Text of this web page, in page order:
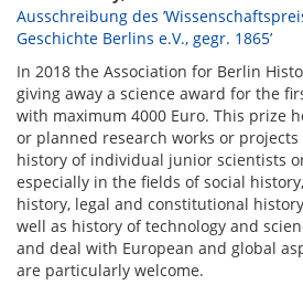
Ausschreibung des
Geschichte Berlins e.V., gegr. 1865’
In 2018 the Association for Berlin
giving away a science award for the
with maximum 4000 Euro. This prize
or planned research works or
history of individual junior scientists
especially in the fields of social
history, legal and constitutional
well as history of technology and
and deal with European and global
are particularly welcome.